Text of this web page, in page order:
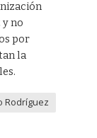
y no
por
la
Rodríguez